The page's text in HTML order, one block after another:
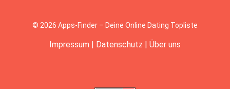
© 2026 Apps-Finder – Deine Online Dating Topliste
Impressum | Datenschutz | Über uns